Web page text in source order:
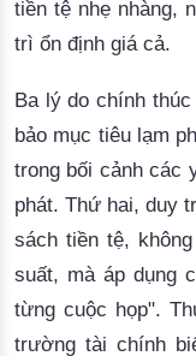
tiền tệ nhẹ nhàng,
trì ổn định giá cả.
Ba lý do chính
bảo mục tiêu lạm
trong bối cảnh các
phát. Thứ hai, duy
sách tiền tệ,
suất, mà áp dụng
từng cuộc họp".
trường tài chính